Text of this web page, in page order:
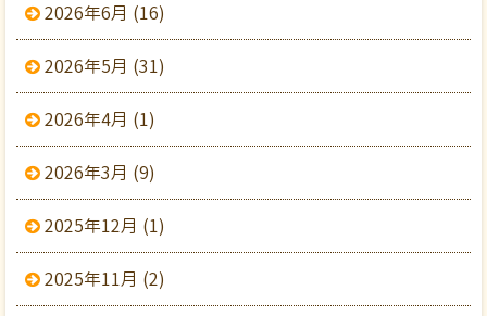
2026年6月 (16)
2026年5月 (31)
2026年4月 (1)
2026年3月 (9)
2025年12月 (1)
2025年11月 (2)